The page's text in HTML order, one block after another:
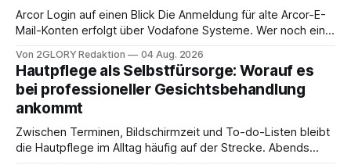
brauchen, von der Registrierung
Arcor Login auf einen Blick Die Anmeldung für alte Arcor-E-
Mail-Konten erfolgt über Vodafone Systeme. Wer noch eine
besitzt, loggt sich heute über das Vodafone E-Mail & Cloud
Portal ein. Der klassische Arcor Login über mail.
Von 2GLORY Redaktion 04 Aug. 2026
Hautpflege als Selbstfürsorge: Worauf es
bei professioneller Gesichtsbehandlung
ankommt
Zwischen Terminen, Bildschirmzeit und To-do-Listen bleibt
die Hautpflege im Alltag häufig auf der Strecke. Abends